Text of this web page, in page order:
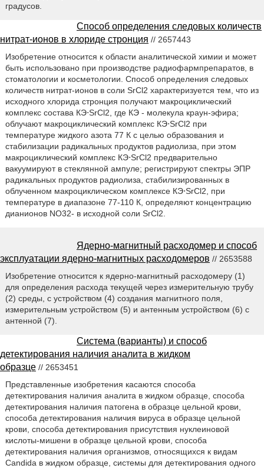
градусов.
Способ определения следовых количеств
нитрат-ионов в хлориде стронция // 2657443
Изобретение относится к области аналитической химии и может
быть использовано при производстве радиофармпрепаратов, в
стоматологии и косметологии. Способ определения следовых
количеств нитрат-ионов в соли SrCl2 характеризуется тем, что из
исходного хлорида стронция получают макроциклический
комплекс состава КЭ⋅SrCl2, где КЭ - молекула краун-эфира;
облучают макроциклический комплекс КЭ⋅SrCl2 при
температуре жидкого азота 77 К с целью образования и
стабилизации радикальных продуктов радиолиза, при этом
макроциклический комплекс КЭ⋅SrCl2 предварительно
вакуумируют в стеклянной ампуле; регистрируют спектры ЭПР
радикальных продуктов радиолиза, стабилизированных в
облученном макроциклическом комплексе КЭ⋅SrCl2, при
температуре в диапазоне 77-110 К, определяют концентрацию
дианионов NO32- в исходной соли SrCl2.
Ядерно-магнитный расходомер и способ
эксплуатации ядерно-магнитных расходомеров // 2653588
Изобретение относится к ядерно-магнитный расходомеру (1)
для определения расхода текущей через измерительную трубу
(2) среды, с устройством (4) создания магнитного поля,
измерительным устройством (5) и антенным устройством (6) с
антенной (7).
Система (варианты) и способ
детектирования наличия аналита в жидком
образце // 2653451
Представленные изобретения касаются способа
детектирования наличия аналита в жидком образце, способа
детектирования наличия патогена в образце цельной крови,
способа детектирования наличия вируса в образце цельной
крови, способа детектирования присутствия нуклеиновой
кислоты-мишени в образце цельной крови, способа
детектирования наличия организмов, относящихся к видам
Candida в жидком образце, системы для детектирования одного